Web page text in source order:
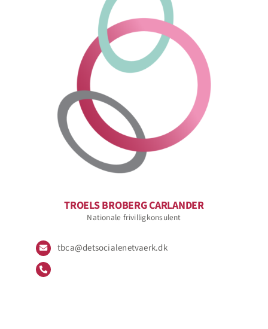
TROELS BROBERG CARLANDER
Nationale frivilligkonsulent
tbca@detsocialenetvaerk.dk